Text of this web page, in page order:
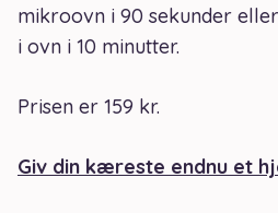
mikroovn i 90 sekunder eller
i ovn i 10 minutter.
Prisen er 159 kr.
Giv din kæreste endnu et